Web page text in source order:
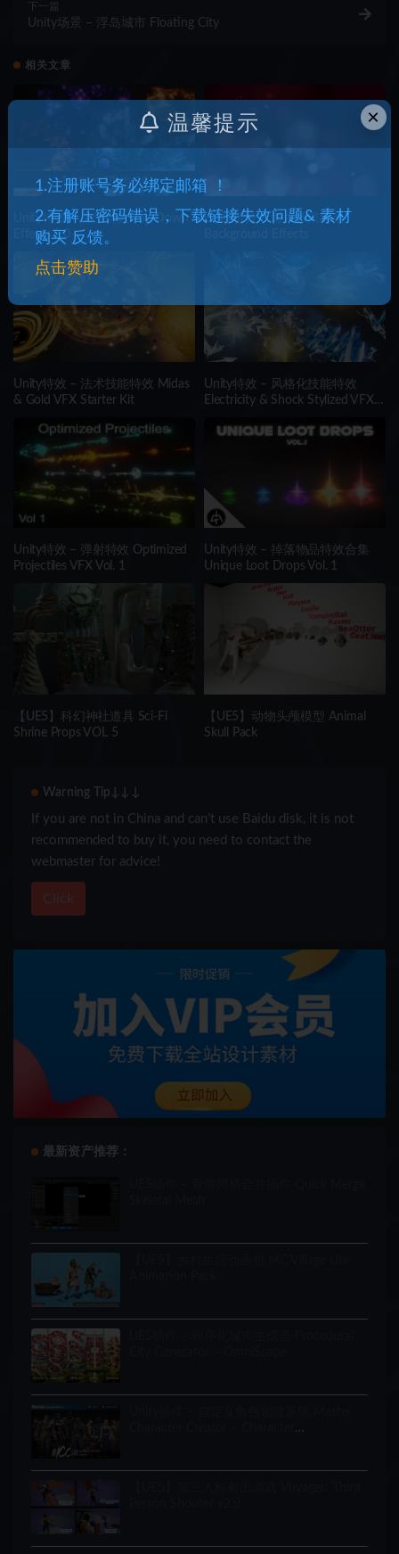
下一篇
Unity场景 – 浮岛城市 Floating City
相关文章
Unity特效 – 魔法特效 Top Down
Effects 2.0
Unity特效 – 背景效果特效
Unity特效 – 法术技能特效 Midas
& Gold VFX Starter Kit
Unity特效 – 风格化技能特效
Electricity & Shock Stylized VFX
Unity特效 – 弹射特效 Optimized
Projectiles VFX Vol. 1
Unity特效 – 掉落物品特效合集
Unique Loot Drops Vol. 1
【UE5】科幻神社道具 Sci-Fi
Shrine Props VOL 5
【UE5】动物头颅模型 Animal
Skull Pack
Warning Tip↓↓↓
If you are not in China and can’t use Baidu disk, it is not
recommended to buy it, you need to contact the
webmaster for advice!
Click
最新资产推荐：
×
温馨提示
1.注册账号务必绑定邮箱 ！
2.有解压密码错误，下载链接失效问题& 素材
购买 反馈。
点击赞助